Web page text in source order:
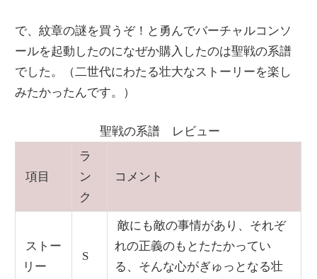
で、紋章の謎を買うぞ！と勇んでバーチャルコンソ
ールを起動したのになぜか購入したのは聖戦の系譜
でした。（二世代にわたる壮大なストーリーを楽し
みたかったんです。）
聖戦の系譜 レビュー
項目
ラ
ン
ク
コメント
ストー
リー
S
敵にも敵の事情があり、それぞ
れの正義のもとたたかってい
る、そんな心がぎゅっとなる壮